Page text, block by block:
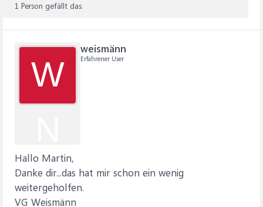
1 Person gefällt das.
W
weismänn
Erfahrener User
Hallo Martin,
Danke dir...das hat mir schon ein wenig
weitergeholfen.
VG Weismänn